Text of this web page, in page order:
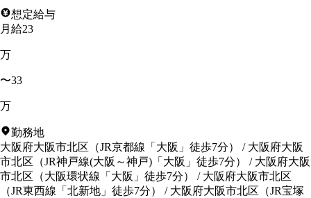
想定給与
月給23
万
〜33
万
勤務地
大阪府大阪市北区
（JR京都線「大阪」徒歩7分） / 大阪府大阪
市北区
（JR神戸線(大阪～神戸)「大阪」徒歩7分） / 大阪府大阪
市北区
（大阪環状線「大阪」徒歩7分） / 大阪府大阪市北区
（JR東西線「北新地」徒歩7分） / 大阪府大阪市北区 （JR宝塚